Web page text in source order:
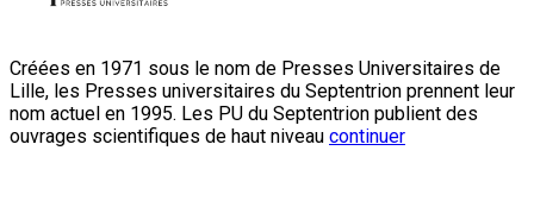
Créées en 1971 sous le nom de Presses Universitaires de
Lille, les Presses universitaires du Septentrion prennent leur
nom actuel en 1995. Les PU du Septentrion publient des
ouvrages scientifiques de haut niveau continuer